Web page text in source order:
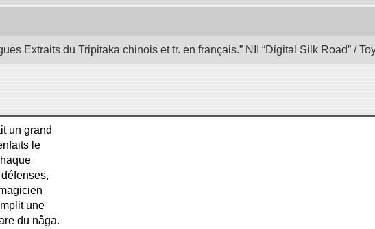
Extraits du Tripitaka chinois et tr. en français.” NII “Digital Silk Road” /
un grand
le
une
du nâga.